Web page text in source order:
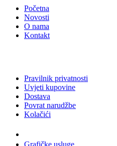
Početna
Novosti
O nama
Kontakt
Pravilnik privatnosti
Uvjeti kupovine
Dostava
Povrat narudžbe
Kolačići
Grafičke usluge